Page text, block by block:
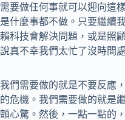
需要做任何事就可以迎向這
是什麼事都不做。只要繼續
賴科技會解決問題，或是照
說真不幸我們太忙了沒時間
我們需要做的就是不要反應
的危機。我們需要做的就是
顫心驚。然後，一點一點的